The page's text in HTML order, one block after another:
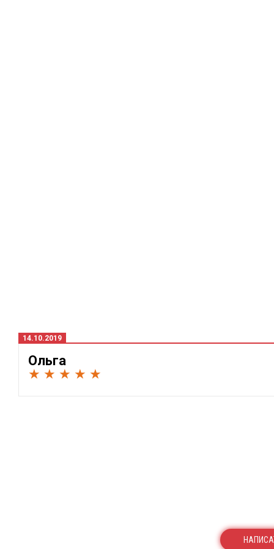
14.10.2019
Ольга
★ ★ ★ ★ ★